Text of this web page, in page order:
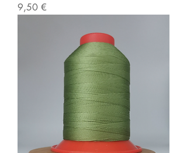
Prix
9,50 €